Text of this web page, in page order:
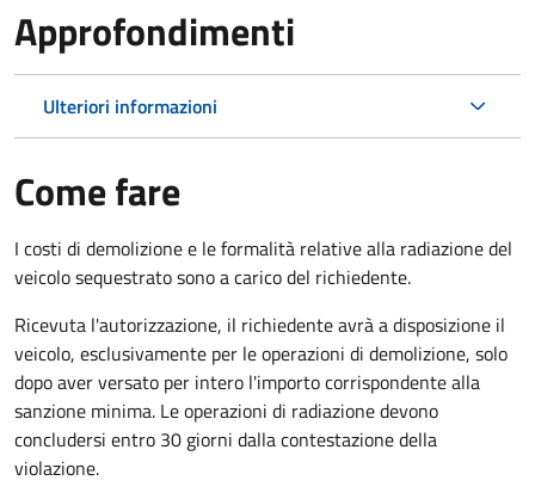
Approfondimenti
Ulteriori informazioni
Come fare
I costi di demolizione e le formalità relative alla radiazione del
veicolo sequestrato sono a carico del richiedente.
Ricevuta l'autorizzazione, il richiedente avrà a disposizione il
veicolo, esclusivamente per le operazioni di demolizione, solo
dopo aver versato per intero l'importo corrispondente alla
sanzione minima. Le operazioni di radiazione devono
concludersi entro 30 giorni dalla contestazione della
violazione.